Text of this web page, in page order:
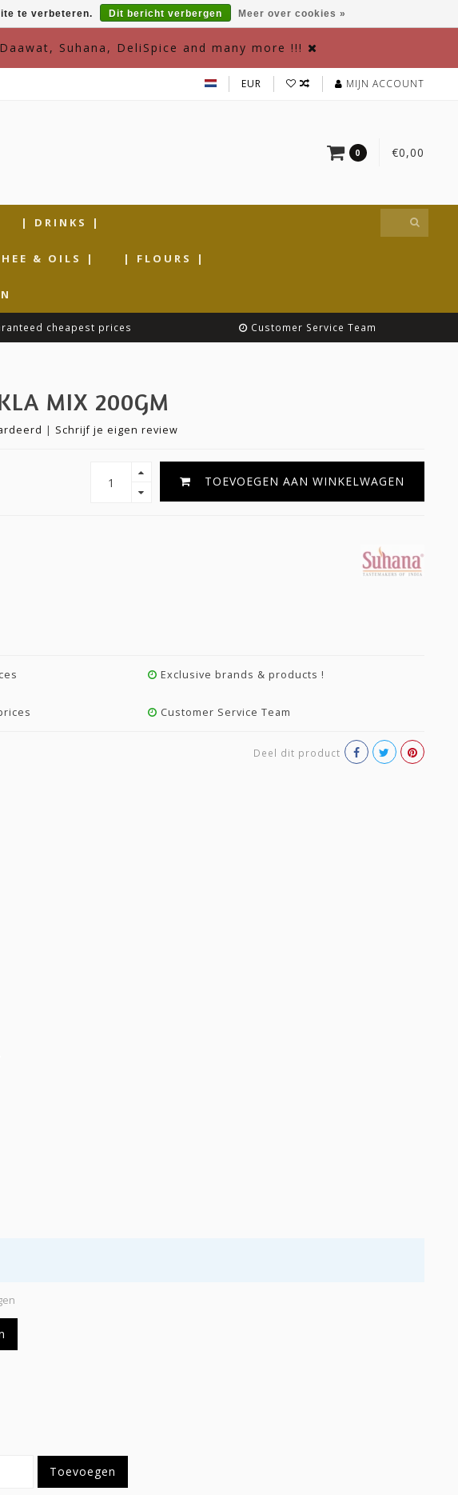
Suhana, DeliSpice and many more !!!
EUR MIJN ACCOUNT
0 €0,00
| DRINKS |
& OILS | | FLOURS |
cheapest prices Customer Service Team
MIX 200GM
| Schrijf je eigen review
TOEVOEGEN AAN WINKELWAGEN
Exclusive brands & products !
Customer Service Team
Deel dit product
Toevoegen
te verbeteren. Dit bericht verbergen Meer over cookies »